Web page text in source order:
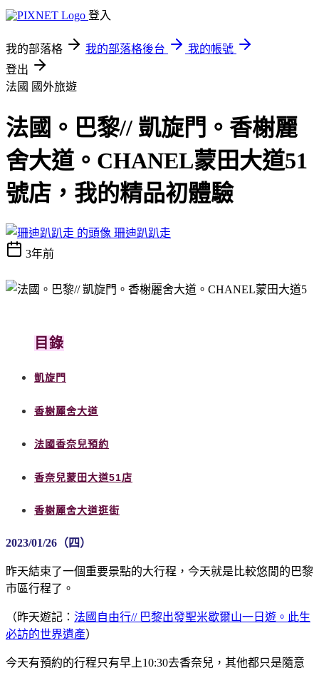
登入
我的部落格 我的部落格後台
我的帳號
登出
法國 國外旅遊
法國。巴黎// 凱旋門。香榭麗
舍大道。CHANEL蒙田大道51
號店，我的精品初體驗
珊迪趴趴走
3年前
目錄
凱旋門
香榭麗舍大道
法國香奈兒預約
香奈兒蒙田大道51店
香榭麗舍大道逛街
2023/01/26（四）
昨天結束了一個重要景點的大行程，今天就是比較悠閒的巴黎
市區行程了。
（昨天遊記： 法國自由行// 巴黎出發聖米歇爾山一日遊。此生
必訪的世界遺產）
今天有預約的行程只有早上10:30去香奈兒，其他都只是隨意